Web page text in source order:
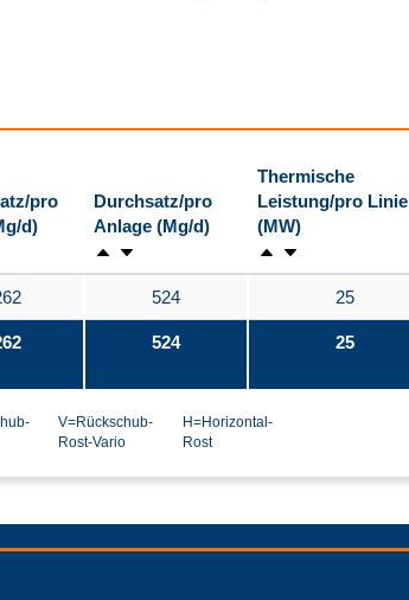
pro
d)
Durchsatz/pro
Anlage (Mg/d)
Thermische
Leistung/pro Linie
(MW)
524 25
524 25
V=Rückschub-
Rost-Vario
H=Horizontal-
Rost